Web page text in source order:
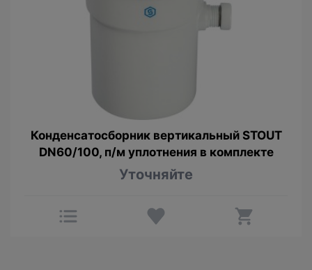
Конденсатосборник вертикальный STOUT
DN60/100, п/м уплотнения в комплекте
Уточняйте